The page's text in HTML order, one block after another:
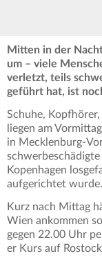
Mitten in der
um – viele
verletzt, teils
geführt hat, ist
Schuhe,
liegen am
in Mecklenburg-
Kopenhagen
aufgerichtet wurde.
Kurz nach Mittag
Wien ankommen
gegen 22.00 Uhr
er Kurs auf